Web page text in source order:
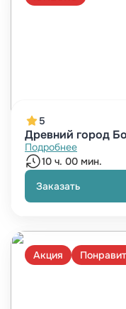
5
Древний город
Подробнее
10 ч. 00 мин.
Заказать
Акция